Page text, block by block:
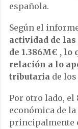
española.
Según el
actividad de
de 1.386M€ , lo
relación a lo
tributaria de
Por otro lado,
económica de
principalmente